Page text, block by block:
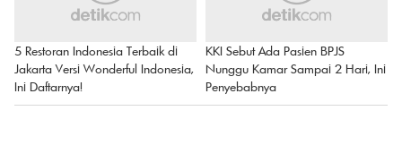
5 Restoran Indonesia Terbaik di
Jakarta Versi Wonderful Indonesia,
Ini Daftarnya!
KKI Sebut Ada Pasien BPJS
Nunggu Kamar Sampai 2 Hari, Ini
Penyebabnya